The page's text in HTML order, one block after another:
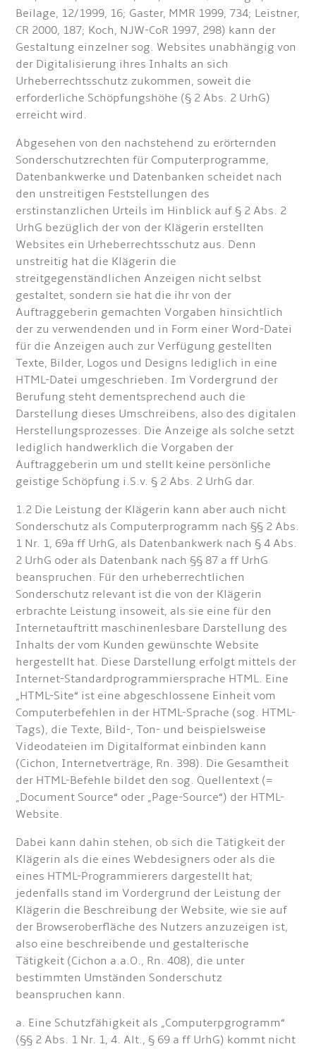
Beilage, 12/1999, 16; Gaster, MMR 1999, 734; Leistner,
CR 2000, 187; Koch, NJW-CoR 1997, 298) kann der
Gestaltung einzelner sog. Websites unabhängig von
der Digitalisierung ihres Inhalts an sich
Urheberrechtsschutz zukommen, soweit die
erforderliche Schöpfungshöhe (§ 2 Abs. 2 UrhG)
erreicht wird.
Abgesehen von den nachstehend zu erörternden
Sonderschutzrechten für Computerprogramme,
Datenbankwerke und Datenbanken scheidet nach
den unstreitigen Feststellungen des
erstinstanzlichen Urteils im Hinblick auf § 2 Abs. 2
UrhG bezüglich der von der Klägerin erstellten
Websites ein Urheberrechtsschutz aus. Denn
unstreitig hat die Klägerin die
streitgegenständlichen Anzeigen nicht selbst
gestaltet, sondern sie hat die ihr von der
Auftraggeberin gemachten Vorgaben hinsichtlich
der zu verwendenden und in Form einer Word-Datei
für die Anzeigen auch zur Verfügung gestellten
Texte, Bilder, Logos und Designs lediglich in eine
HTML-Datei umgeschrieben. Im Vordergrund der
Berufung steht dementsprechend auch die
Darstellung dieses Umschreibens, also des digitalen
Herstellungsprozesses. Die Anzeige als solche setzt
lediglich handwerklich die Vorgaben der
Auftraggeberin um und stellt keine persönliche
geistige Schöpfung i.S.v. § 2 Abs. 2 UrhG dar.
1.2 Die Leistung der Klägerin kann aber auch nicht
Sonderschutz als Computerprogramm nach §§ 2 Abs.
1 Nr. 1, 69a ff UrhG, als Datenbankwerk nach § 4 Abs.
2 UrhG oder als Datenbank nach §§ 87 a ff UrhG
beanspruchen. Für den urheberrechtlichen
Sonderschutz relevant ist die von der Klägerin
erbrachte Leistung insoweit, als sie eine für den
Internetauftritt maschinenlesbare Darstellung des
Inhalts der vom Kunden gewünschte Website
hergestellt hat. Diese Darstellung erfolgt mittels der
Internet-Standardprogrammiersprache HTML. Eine
„HTML-Site“ ist eine abgeschlossene Einheit vom
Computerbefehlen in der HTML-Sprache (sog. HTML-
Tags), die Texte, Bild-, Ton- und beispielsweise
Videodateien im Digitalformat einbinden kann
(Cichon, Internetverträge, Rn. 398). Die Gesamtheit
der HTML-Befehle bildet den sog. Quellentext (=
„Document Source“ oder „Page-Source“) der HTML-
Website.
Dabei kann dahin stehen, ob sich die Tätigkeit der
Klägerin als die eines Webdesigners oder als die
eines HTML-Programmierers dargestellt hat;
jedenfalls stand im Vordergrund der Leistung der
Klägerin die Beschreibung der Website, wie sie auf
der Browseroberfläche des Nutzers anzuzeigen ist,
also eine beschreibende und gestalterische
Tätigkeit (Cichon a.a.O., Rn. 408), die unter
bestimmten Umständen Sonderschutz
beanspruchen kann.
a. Eine Schutzfähigkeit als „Computerpgrogramm“
(§§ 2 Abs. 1 Nr. 1, 4. Alt., § 69 a ff UrhG) kommt nicht